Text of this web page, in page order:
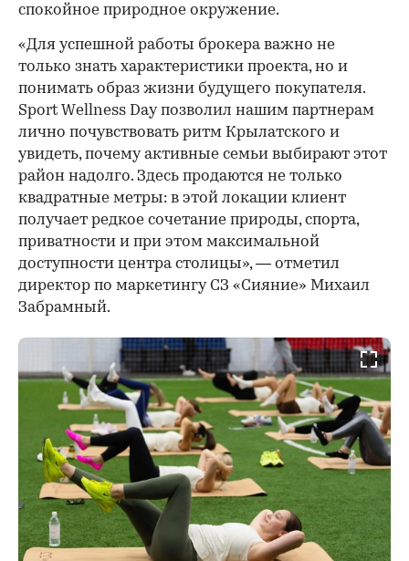
спокойное природное окружение.
«Для успешной работы брокера важно не
только знать характеристики проекта, но и
понимать образ жизни будущего покупателя.
Sport Wellness Day позволил нашим партнерам
лично почувствовать ритм Крылатского и
увидеть, почему активные семьи выбирают этот
район надолго. Здесь продаются не только
квадратные метры: в этой локации клиент
получает редкое сочетание природы, спорта,
приватности и при этом максимальной
доступности центра столицы», — отметил
директор по маркетингу СЗ «Сияние» Михаил
Забрамный.